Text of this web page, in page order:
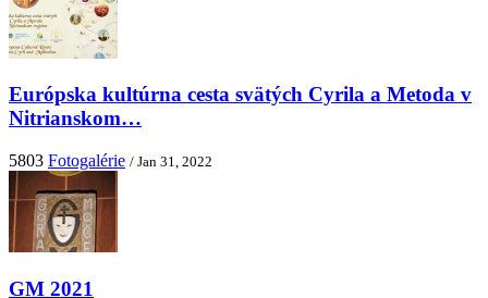
Európska kultúrna cesta svätých Cyrila a Metoda v
Nitrianskom…
5803 Fotogalérie / Jan 31, 2022
GM 2021